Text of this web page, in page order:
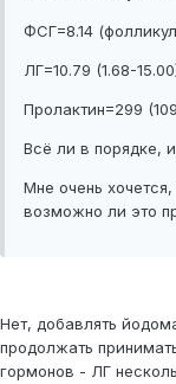
ФСГ=8.14
ЛГ=10.79 (1.68-
Пролактин=299
Всё ли в порядке,
Мне очень
возможно ли это
Нет, добавлять
продолжать
гормонов - ЛГ